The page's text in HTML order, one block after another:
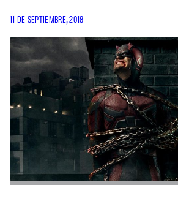
11 DE SEPTIEMBRE, 2018